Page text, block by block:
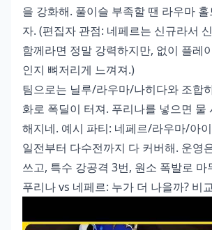
을 강화해. 풀이슬 부족할 땐 라우마
자. (편집자 관점: 네페르는 신규라서
함께라면 정말 강력하지만, 없이 플레
인지 뼈저리게 느껴져.)
팀으로는 닐루/라우마/나히다와 조합
화로 폭딜이 터져. 푸리나를 넣으면 물
해지네. 예시 파티: 네페르/라우마/아
일전부터 다수전까지 다 커버해. 운영
쓰고, 특수 강공격 3번, 원소 폭발로 마
푸리나 vs 네페르: 누가 더 나을까? 비